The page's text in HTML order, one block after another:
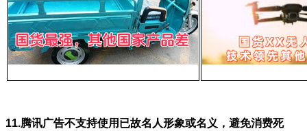
11.腾讯广告不支持使用已故名人形象或名义，避免消费死